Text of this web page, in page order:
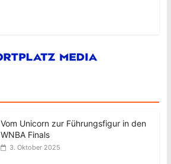
Vom Unicorn zur Führungsfigur in den
WNBA Finals
3. Oktober 2025